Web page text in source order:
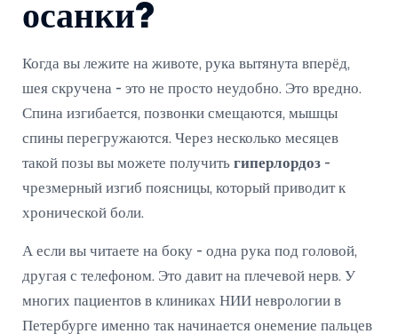
осанки?
Когда вы лежите на животе, рука вытянута вперёд,
шея скручена - это не просто неудобно. Это вредно.
Спина изгибается, позвонки смещаются, мышцы
спины перегружаются. Через несколько месяцев
такой позы вы можете получить гиперлордоз -
чрезмерный изгиб поясницы, который приводит к
хронической боли.
А если вы читаете на боку - одна рука под головой,
другая с телефоном. Это давит на плечевой нерв. У
многих пациентов в клиниках НИИ неврологии в
Петербурге именно так начинается онемение пальцев